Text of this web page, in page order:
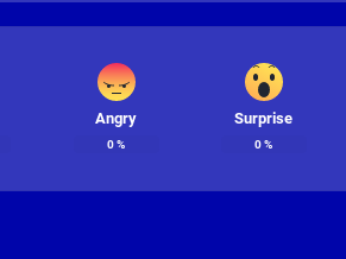
Angry
0%
Surprise
0%